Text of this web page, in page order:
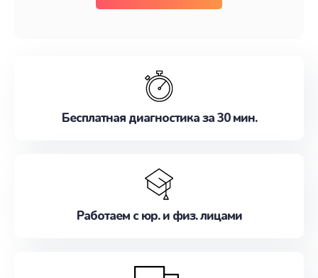
Бесплатная диагностика за 30 мин.
Работаем с юр. и физ. лицами